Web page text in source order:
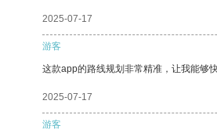
2025-07-17
游客
这款app的路线规划非常精准，让我能够
2025-07-17
游客